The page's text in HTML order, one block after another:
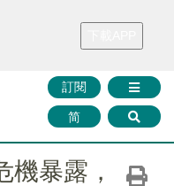
財華證券 媒體矩陣
訂閱
简
機暴露，